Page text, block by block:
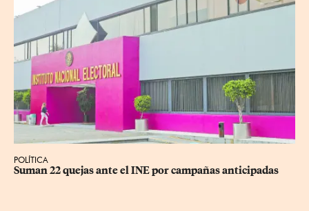
POLÍTICA
Suman 22 quejas ante el INE por campañas anticipadas